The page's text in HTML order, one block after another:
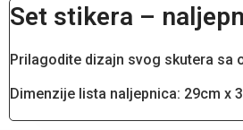
Set stikera –
Prilagodite dizajn svog skutera sa
Dimenzije lista naljepnica: 29cm x